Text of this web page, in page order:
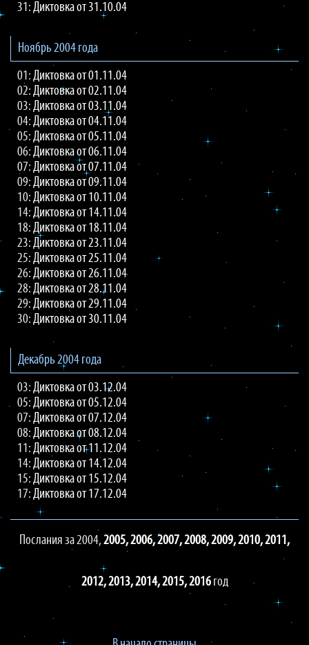
31: Диктовка от 31.10.04
Ноябрь 2004 года
01: Диктовка от 01.11.04
02: Диктовка от 02.11.04
03: Диктовка от 03.11.04
04: Диктовка от 04.11.04
05: Диктовка от 05.11.04
06: Диктовка от 06.11.04
07: Диктовка от 07.11.04
09: Диктовка от 09.11.04
10: Диктовка от 10.11.04
14: Диктовка от 14.11.04
18: Диктовка от 18.11.04
23: Диктовка от 23.11.04
25: Диктовка от 25.11.04
26: Диктовка от 26.11.04
28: Диктовка от 28.11.04
29: Диктовка от 29.11.04
30: Диктовка от 30.11.04
Декабрь 2004 года
03: Диктовка от 03.12.04
05: Диктовка от 05.12.04
07: Диктовка от 07.12.04
08: Диктовка от 08.12.04
11: Диктовка от 11.12.04
14: Диктовка от 14.12.04
15: Диктовка от 15.12.04
17: Диктовка от 17.12.04
Послания за 2004, 2005,2006,2007,2008,2009,2010,2011,
2012,2013,2014,2015,2016год